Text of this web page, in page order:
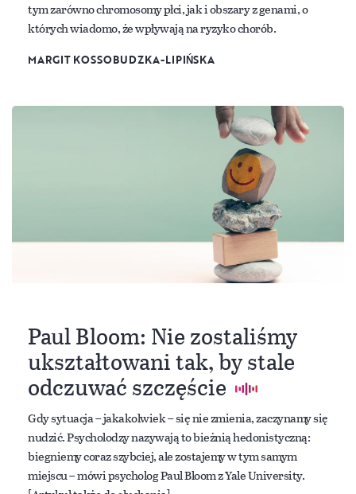
tym zarówno chromosomy płci, jak i obszary z genami, o
których wiadomo, że wpływają na ryzyko chorób.
MARGIT KOSSOBUDZKA-LIPIŃSKA
Paul Bloom: Nie zostaliśmy
ukształtowani tak, by stale
odczuwać szczęście
Gdy sytuacja – jakakolwiek – się nie zmienia, zaczynamy się
nudzić. Psycholodzy nazywają to bieżnią hedonistyczną:
biegniemy coraz szybciej, ale zostajemy w tym samym
miejscu – mówi psycholog Paul Bloom z Yale University.